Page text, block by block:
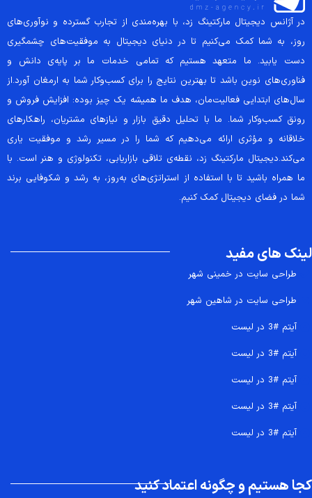
در آژانس دیجیتال مارکتینگ زد، با بهره‌مندی از تجارب گسترده و نوآوری‌های
روز، به شما کمک می‌کنیم تا در دنیای دیجیتال به موفقیت‌های چشمگیری
دست یابید. ما متعهد هستیم که تمامی خدمات ما بر پایه‌ی دانش و
فناوری‌های نوین باشد تا بهترین نتایج را برای کسب‌وکار شما به ارمغان آورد.از
سال‌های ابتدایی فعالیت‌مان، هدف ما همیشه یک چیز بوده: افزایش فروش و
رونق کسب‌وکار شما. ما با تحلیل دقیق بازار و نیازهای مشتریان، راهکارهای
خلاقانه و مؤثری ارائه می‌دهیم که شما را در مسیر رشد و موفقیت یاری
می‌کند.دیجیتال مارکتینگ زد، نقطه‌ی تلاقی بازاریابی، تکنولوژی و هنر است. با
ما همراه باشید تا با استفاده از استراتژی‌های به‌روز، به رشد و شکوفایی برند
شما در فضای دیجیتال کمک کنیم.
لینک های مفید
طراحی سایت در خمینی شهر
طراحی سایت در شاهین شهر
آیتم #3 در لیست
آیتم #3 در لیست
آیتم #3 در لیست
آیتم #3 در لیست
آیتم #3 در لیست
کجا هستیم و چگونه اعتماد کنید